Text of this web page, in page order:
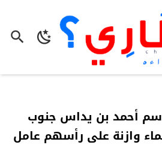
أحمد بن يداس جنوب
وازنة على رأسهم عامل